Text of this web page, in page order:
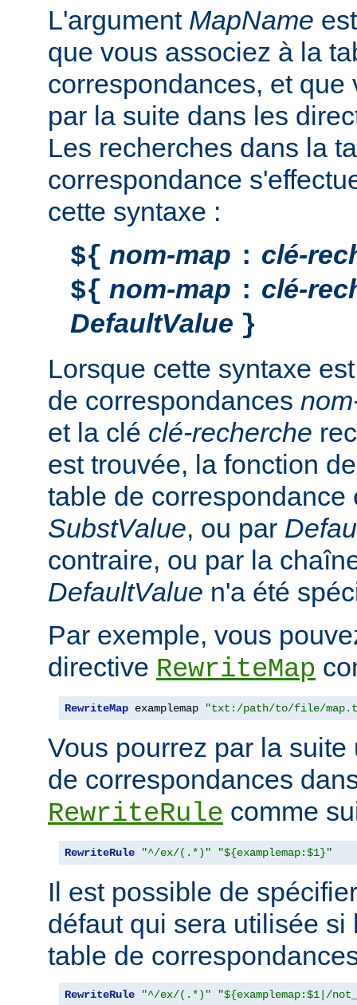
L'argument MapName
que vous associez à la
correspondances, et
par la suite dans les
Les recherches dans la
correspondance
cette syntaxe :
${ nom-map : clé-
${ nom-map : clé-
DefaultValue }
Lorsque cette syntaxe
de correspondances
et la clé clé-recherche
est trouvée, la fonction
table de correspondance
SubstValue, ou par
contraire, ou par la
DefaultValue n'a été
Par exemple, vous
directive RewriteMap
RewriteMap examplemap "txt:/path/to/file/
Vous pourrez par la
de correspondances
RewriteRule comme
RewriteRule "^/ex/(.*)" "${examplemap:$1}"
Il est possible de
défaut qui sera utilisée
table de
RewriteRule "^/ex/(.*)" "${examplemap:$1|/